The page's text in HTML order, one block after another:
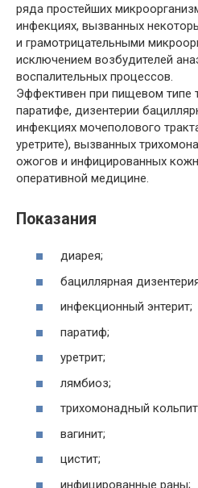
ряда простейших
инфекциях, вызванных
и грамотрицательными
исключением возбудителей
воспалительных процессов.
Эффективен при пищевом типе
паратифе, дизентерии
инфекциях мочеполового
уретрите), вызванных
ожогов и инфицированных
оперативной медицине.
Показания
диарея;
бациллярная
инфекционный энтерит;
паратиф;
уретрит;
лямбиоз;
трихомонадный
вагинит;
цистит;
инфицированные раны;